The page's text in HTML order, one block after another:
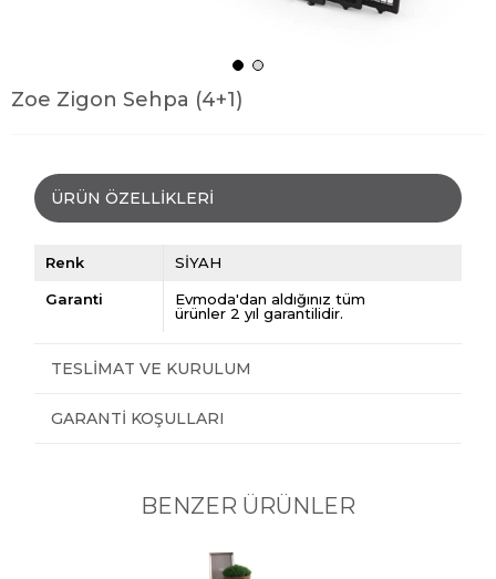
Zoe Zigon Sehpa (4+1)
ÜRÜN ÖZELLIKLERI
Renk SİYAH
Garanti
Evmoda'dan aldığınız tüm
ürünler 2 yıl garantilidir.
TESLIMAT VE KURULUM
GARANTI KOŞULLARI
BENZER ÜRÜNLER